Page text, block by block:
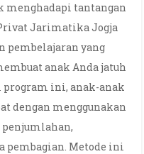
menghadapi tantangan
Jarimatika Jogja
pembelajaran yang
anak Anda jatuh
ini, anak-anak
dengan menggunakan
pembagian. Metode ini